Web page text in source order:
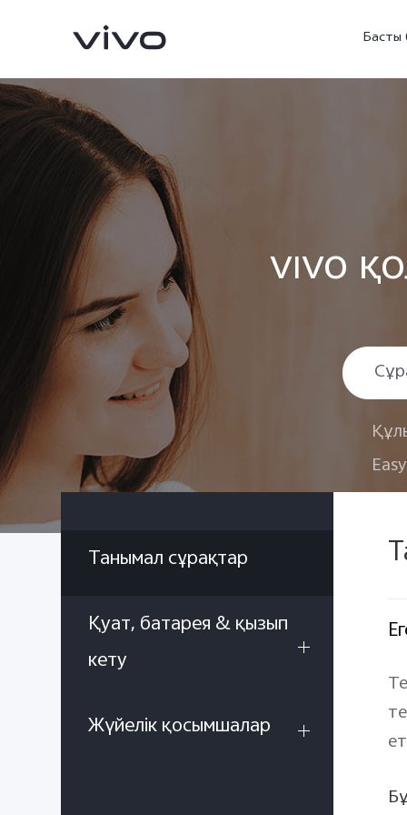
Басты
X300 FE жаңа vivo
Танымал сұрақтар
Қуат, батарея & қызып
кету
Жүйелік қосымшалар